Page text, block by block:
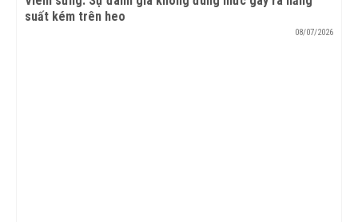
suất kém trên heo
08/07/2026